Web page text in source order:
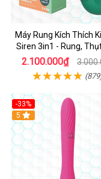
Máy Rung Kích Thích
Siren 3in1 - Rung,
Mạnh
2.100.000₫
-33%
Hot
5